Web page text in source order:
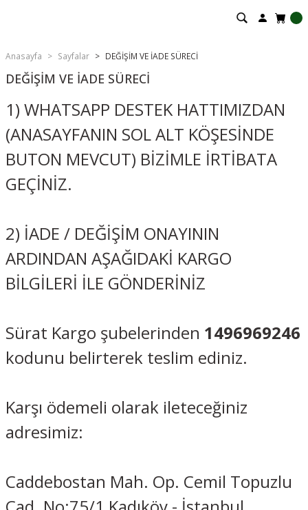
Anasayfa Sayfalar DEĞİŞİM VE İADE SÜRECİ
DEĞİŞİM VE İADE SÜRECİ
1) WHATSAPP DESTEK HATTIMIZDAN
(ANASAYFANIN SOL ALT KÖŞESİNDE
BUTON MEVCUT) BİZİMLE İRTİBATA
GEÇİNİZ.
2) İADE / DEĞİŞİM ONAYININ
ARDINDAN AŞAĞIDAKİ KARGO
BİLGİLERİ İLE GÖNDERİNİZ
Sürat Kargo şubelerinden 1496969246
kodunu belirterek teslim ediniz.
Karşı ödemeli olarak ileteceğiniz
adresimiz:
Caddebostan Mah. Op. Cemil Topuzlu